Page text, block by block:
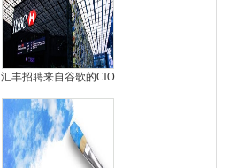
汇丰招聘来自谷歌的CIO